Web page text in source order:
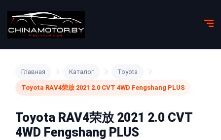
Главная Каталог Toyota
Toyota RAV4荣放 2021 2.0 CVT 4WD Fengshang PLUS
Toyota RAV4荣放 2021 2.0 CVT
4WD Fengshang PLUS